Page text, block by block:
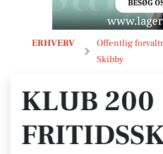
ERHVERV
Offentlig
Skibby
KLUB 200 FRITIDSSKLUB
KLUB 200